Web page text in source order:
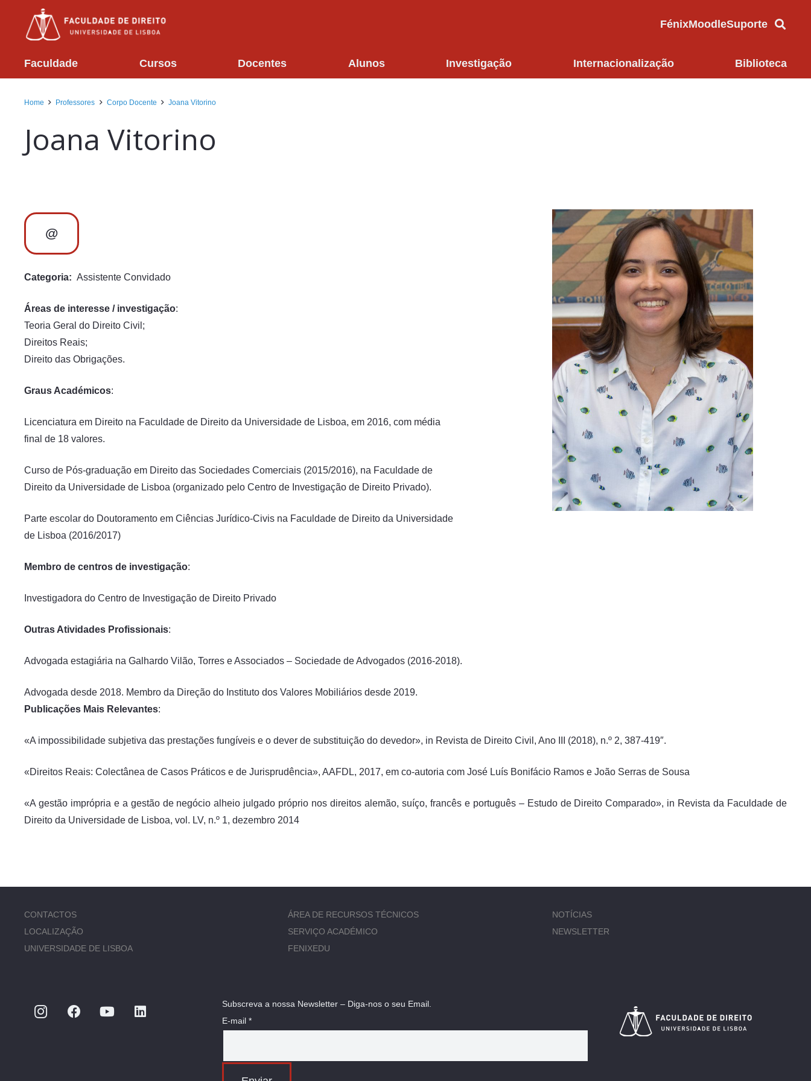
FénixMoodleSuporte
Faculdade Cursos Docentes Alunos Investigação Internacionalização Biblioteca
Home Professores Corpo Docente Joana Vitorino
Joana Vitorino
@
Categoria: Assistente Convidado
Áreas de interesse / investigação:
Teoria Geral do Direito Civil;
Direitos Reais;
Direito das Obrigações.
Graus Académicos:
Licenciatura em Direito na Faculdade de Direito da Universidade de Lisboa, em 2016, com média
final de 18 valores.
Curso de Pós-graduação em Direito das Sociedades Comerciais (2015/2016), na Faculdade de
Direito da Universidade de Lisboa (organizado pelo Centro de Investigação de Direito Privado).
Parte escolar do Doutoramento em Ciências Jurídico-Civis na Faculdade de Direito da Universidade
de Lisboa (2016/2017)
Membro de centros de investigação:
Investigadora do Centro de Investigação de Direito Privado
Outras Atividades Profissionais:
Advogada estagiária na Galhardo Vilão, Torres e Associados – Sociedade de Advogados (2016-2018).
Advogada desde 2018. Membro da Direção do Instituto dos Valores Mobiliários desde 2019.
Publicações Mais Relevantes:
«A impossibilidade subjetiva das prestações fungíveis e o dever de substituição do devedor», in Revista de Direito Civil, Ano III (2018), n.º 2, 387-419″.
«Direitos Reais: Colectânea de Casos Práticos e de Jurisprudência», AAFDL, 2017, em co-autoria com José Luís Bonifácio Ramos e João Serras de Sousa
«A gestão imprópria e a gestão de negócio alheio julgado próprio nos direitos alemão, suíço, francês e português – Estudo de Direito Comparado», in Revista da Faculdade de
Direito da Universidade de Lisboa, vol. LV, n.º 1, dezembro 2014
CONTACTOS
LOCALIZAÇÃO
UNIVERSIDADE DE LISBOA
ÁREA DE RECURSOS TÉCNICOS
SERVIÇO ACADÉMICO
FENIXEDU
NOTÍCIAS
NEWSLETTER
Subscreva a nossa Newsletter – Diga-nos o seu Email.
E-mail *